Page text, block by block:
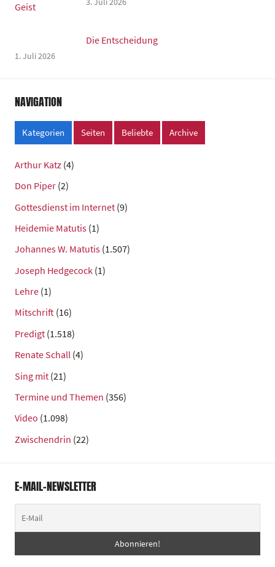
Die Entscheidung
1. Juli 2026
NAVIGATION
Kategorien Seiten Beliebte Archive
Arthur Katz (4)
Don Piper (2)
Gottesdienst im Internet (9)
Heidemie Matutis (1)
Johannes W. Matutis (1.507)
Joseph Hedgecock (1)
Lehre (1)
Mitschrift (16)
Predigt (1.518)
Renate Schall (4)
Sing mit (21)
Termine und Themen (356)
Video (1.098)
Zwischendrin (22)
E-MAIL-NEWSLETTER